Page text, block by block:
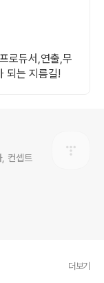
로듀서,연출,무
되는 지름길!
컨셉트
더보기